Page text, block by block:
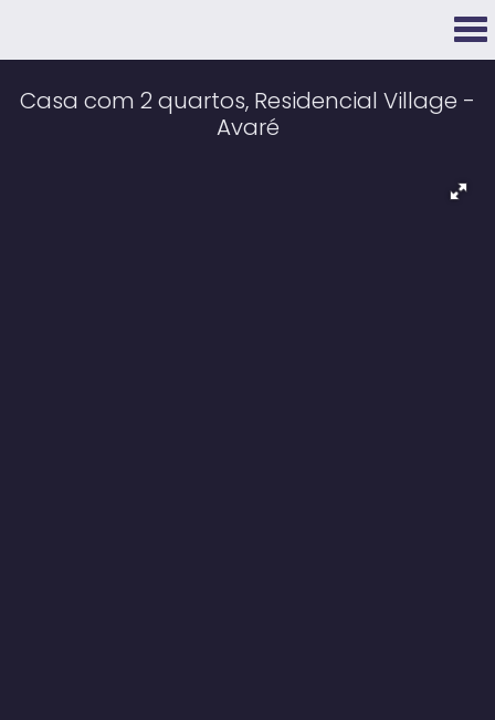
Casa com 2 quartos, Residencial Village -
Avaré